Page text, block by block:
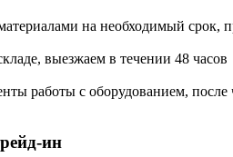
на необходимый срок,
выезжаем в течении 48 часов
работы с оборудованием, после
ин